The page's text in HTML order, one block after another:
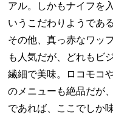
アル。しかもナイフを
いうこだわりようである
その他、真っ赤なワッ
も人気だが、どれもビ
繊細で美味。ロコモコ
のメニューも絶品だが
であれば、ここでしか